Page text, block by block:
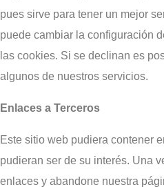
pues sirve para tener un mejor
puede cambiar la configuración
las cookies. Si se declinan es
algunos de nuestros servicios.
Enlaces a Terceros
Este sitio web pudiera contener
pudieran ser de su interés. Una
enlaces y abandone nuestra